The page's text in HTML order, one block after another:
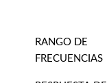
RANGO DE
FRECUENCIAS